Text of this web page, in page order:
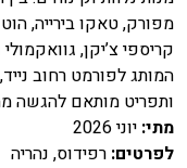
מפורק, טאקו בירייה,
קריספי צ’יקן,
המותג לפורמט רחוב
ותפריט מותאם להגשה
מתי: יוני 2026
לפרטים: רפידוס, נהריה